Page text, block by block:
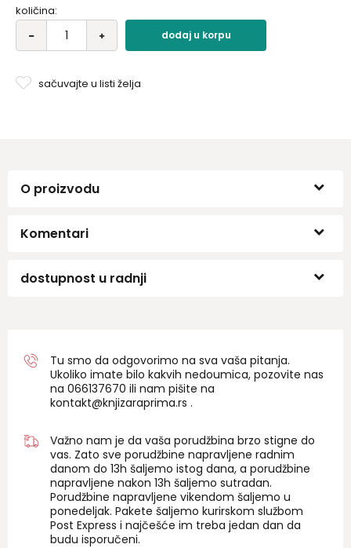
količina:
dodaj u korpu
sačuvajte u listi želja
O proizvodu
Komentari
dostupnost u radnji
Tu smo da odgovorimo na sva vaša pitanja.
Ukoliko imate bilo kakvih nedoumica, pozovite nas
na 066137670 ili nam pišite na
kontakt@knjizaraprima.rs .
Važno nam je da vaša porudžbina brzo stigne do
vas. Zato sve porudžbine napravljene radnim
danom do 13h šaljemo istog dana, a porudžbine
napravljene nakon 13h šaljemo sutradan.
Porudžbine napravljene vikendom šaljemo u
ponedeljak. Pakete šaljemo kurirskom službom
Post Express i najčešće im treba jedan dan da
budu isporučeni.